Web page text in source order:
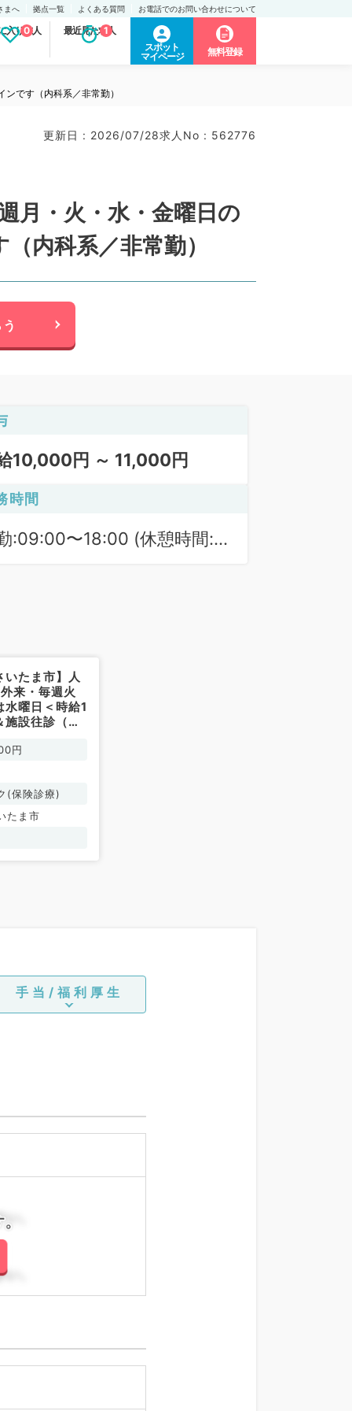
まへ 拠点一覧 よくある質問 お電話でのお問い合わせについて
入り求人
0 最近見た求人
1
スポット
マイページ
無料登録
です（内科系／非常勤）
更新日 : 2026/07/28求人No : 562776
月・火・水・金曜日の
内科系／非常勤）
10,000円 ～ 11,000円
時間
:09:00〜18:00 (休憩時間:
いたま市】人
来・毎週火
水曜日＜時給1
設往診（一
円
(保険診療)
たま市
手当/福利厚生
。
。